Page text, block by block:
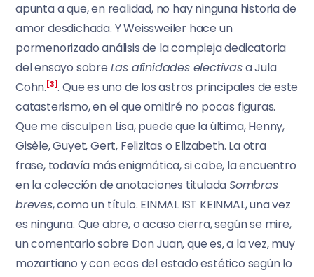
apunta a que, en realidad, no hay ninguna historia de
amor desdichada. Y Weissweiler hace un
pormenorizado análisis de la compleja dedicatoria
del ensayo sobre Las afinidades electivasa Jula
Cohn. [3]. Que es uno de los astros principales de este
catasterismo, en el que omitiré no pocas figuras.
Que me disculpen Lisa, puede que la última, Henny,
Gisèle, Guyet, Gert, Felizitas o Elizabeth. La otra
frase, todavía más enigmática, si cabe, la encuentro
en la colección de anotaciones tituladaSombras
breves, como un título. EINMAL IST KEINMAL, una vez
es ninguna. Que abre, o acaso cierra, según se mire,
un comentario sobre Don Juan, que es, a la vez, muy
mozartiano y con ecos del estado estético según lo